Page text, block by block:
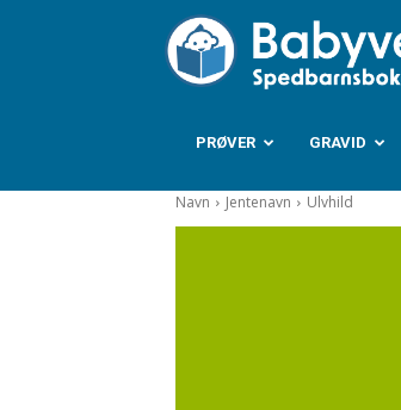
PRØVER GRAVID
Navn Jentenavn Ulvhild